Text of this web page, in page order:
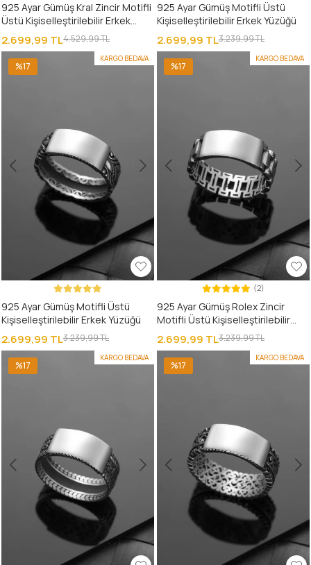
925 Ayar Gümüş Kral Zincir Motifli
Üstü Kişiselleştirilebilir Erkek
Yüzüğü
2.699,99 TL4.529,99 TL
925 Ayar Gümüş Motifli Üstü
Kişiselleştirilebilir Erkek Yüzüğü
2.699,99 TL3.239,99 TL
KARGO BEDAVA
%17
925 Ayar Gümüş Motifli Üstü
Kişiselleştirilebilir Erkek Yüzüğü
2.699,99 TL3.239,99 TL
KARGO BEDAVA
%17
(2)
925 Ayar Gümüş Rolex Zincir
Motifli Üstü Kişiselleştirilebilir
Erkek Yüzüğü
2.699,99 TL3.239,99 TL
KARGO BEDAVA
%17
KARGO BEDAVA
%17